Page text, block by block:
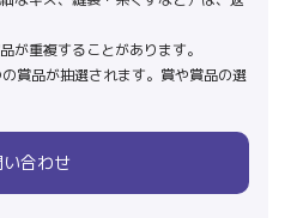
が重複することがあります。
賞品が抽選されます。賞や賞品の選
い合わせ